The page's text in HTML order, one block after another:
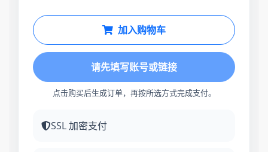
加入购物车
请先填写账号或链接
点击购买后生成订单，再按所选方式完成支付。
SSL 加密支付